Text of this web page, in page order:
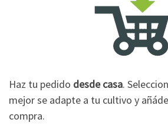
Haz tu pedido desde casa.
mejor se adapte a tu cultivo y
compra.